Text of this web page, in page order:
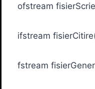
ofstream
ifstream
fstream